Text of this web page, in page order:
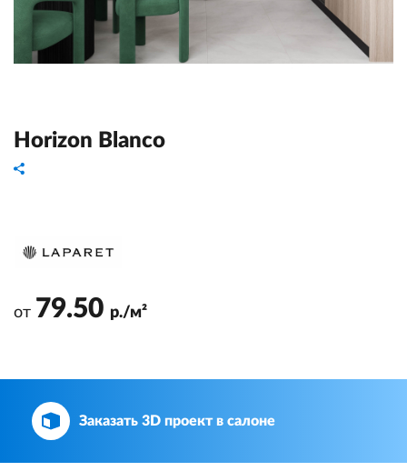
Horizon Blanco
от 79.50 р./м²
Заказать 3D проект в салоне